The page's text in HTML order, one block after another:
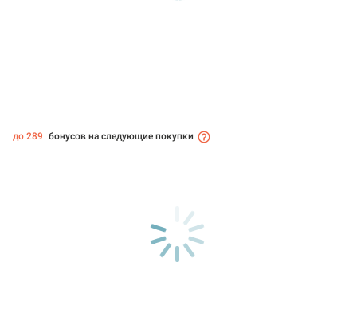
до 289 бонусов на следующие покупки